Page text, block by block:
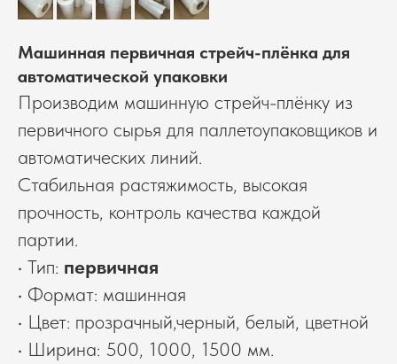
Машинная первичная стрейч-плёнка для
автоматической упаковки
Производим машинную стрейч-плёнку из
первичного сырья для паллетоупаковщиков и
автоматических линий.
Стабильная растяжимость, высокая
прочность, контроль качества каждой
партии.
• Тип: первичная
• Формат: машинная
• Цвет: прозрачный,черный, белый, цветной
• Ширина: 500, 1000, 1500 мм.